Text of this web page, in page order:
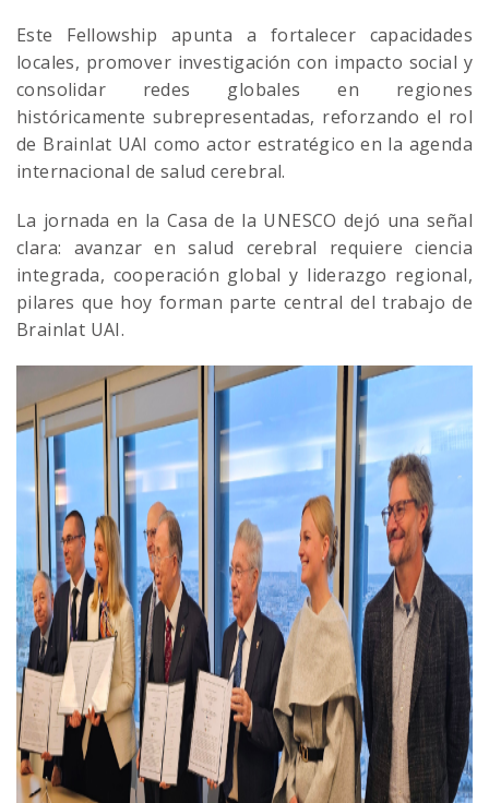
Este Fellowship apunta a fortalecer capacidades
locales, promover investigación con impacto social y
consolidar redes globales en regiones
históricamente subrepresentadas, reforzando el rol
de Brainlat UAI como actor estratégico en la agenda
internacional de salud cerebral.
La jornada en la Casa de la UNESCO dejó una señal
clara: avanzar en salud cerebral requiere ciencia
integrada, cooperación global y liderazgo regional,
pilares que hoy forman parte central del trabajo de
Brainlat UAI.